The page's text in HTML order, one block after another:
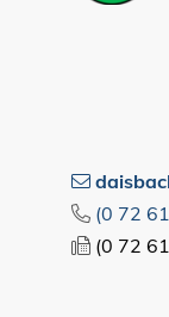
(0 72
(0 72